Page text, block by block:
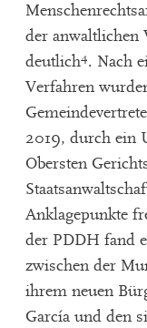
der anwaltlichen
deutlich4. Nach
Verfahren
2019, durch ein
Obersten
Anklagepunkte
der PDDH fand
zwischen der
ihrem neuen
García und den